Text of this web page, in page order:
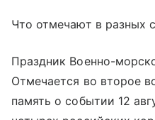
Что отмечают в разных
Праздник Военно-
Отмечается во второе
память о событии 12